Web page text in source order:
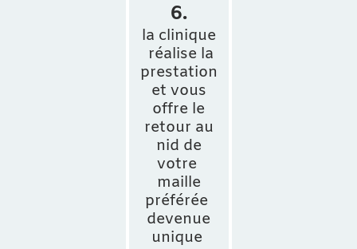
6.
la clinique
réalise la
prestation
et vous
offre le
retour au
nid de
votre
maille
préférée
devenue
unique